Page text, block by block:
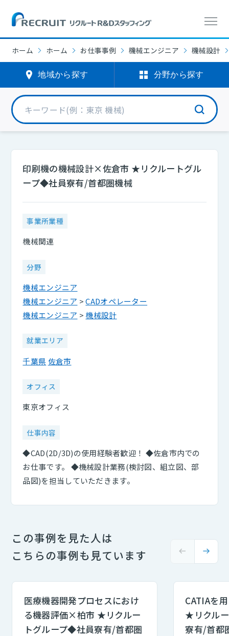
ホーム ホーム お仕事事例 機械エンジニア 機械設計
地域から探す 分野から探す
印刷機の機械設計×佐倉市 ★リクルートグル
ープ◆社員寮有/首都圏機械
事業所業種
機械関連
分野
機械エンジニア
機械エンジニア >CADオペレーター
機械エンジニア > 機械設計
就業エリア
千葉県 佐倉市
オフィス
東京オフィス
仕事内容
◆CAD(2D/3D)の使用経験者歓迎！ ◆佐倉市内での
お仕事です。 ◆機械設計業務(検討図、組立図、部
品図)を担当していただきます。
この事例を見た人は
こちらの事例も見ています
医療機器開発プロセスにおけ
る機器評価×柏市 ★リクルー
トグループ◆社員寮有/首都圏
CATIAを
★リクル
寮有/首都